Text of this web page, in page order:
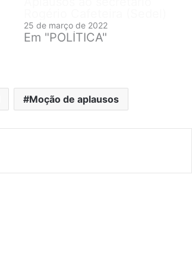
25 de março de 2022
Em "POLÍTICA"
Moção de aplausos